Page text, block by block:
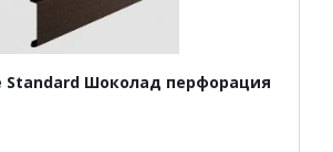
Standard Шоколад перфорация